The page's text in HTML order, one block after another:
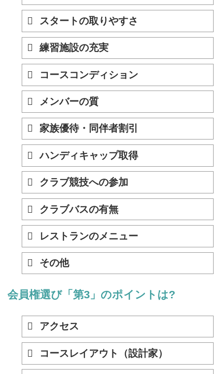
スタートの取りやすさ
練習施設の充実
コースコンディション
メンバーの質
家族優待・同伴者割引
ハンディキャップ取得
クラブ競技への参加
クラブバスの有無
レストランのメニュー
その他
会員権選び「第3」のポイントは?
アクセス
コースレイアウト（設計家）